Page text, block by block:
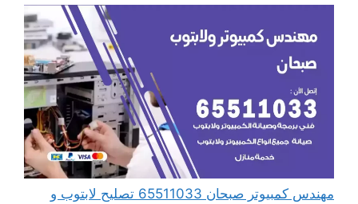
مهندس كمبيوتر صبحان 65511033 تصليح لابتوب و